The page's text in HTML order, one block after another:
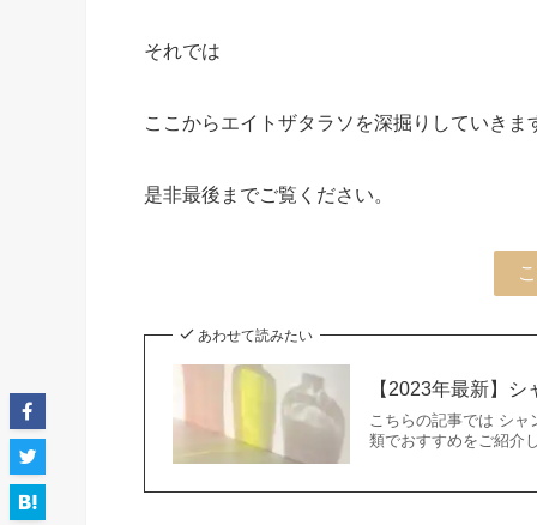
それでは
ここからエイトザタラソを深掘りしていきま
是非最後までご覧ください。
あわせて読みたい
【2023年最新】
こちらの記事では シ
類でおすすめをご紹介